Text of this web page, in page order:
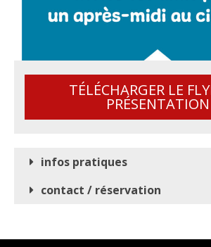
TÉLÉCHARGER LE
PRÉSENTATION
infos pratiques
contact / réservation